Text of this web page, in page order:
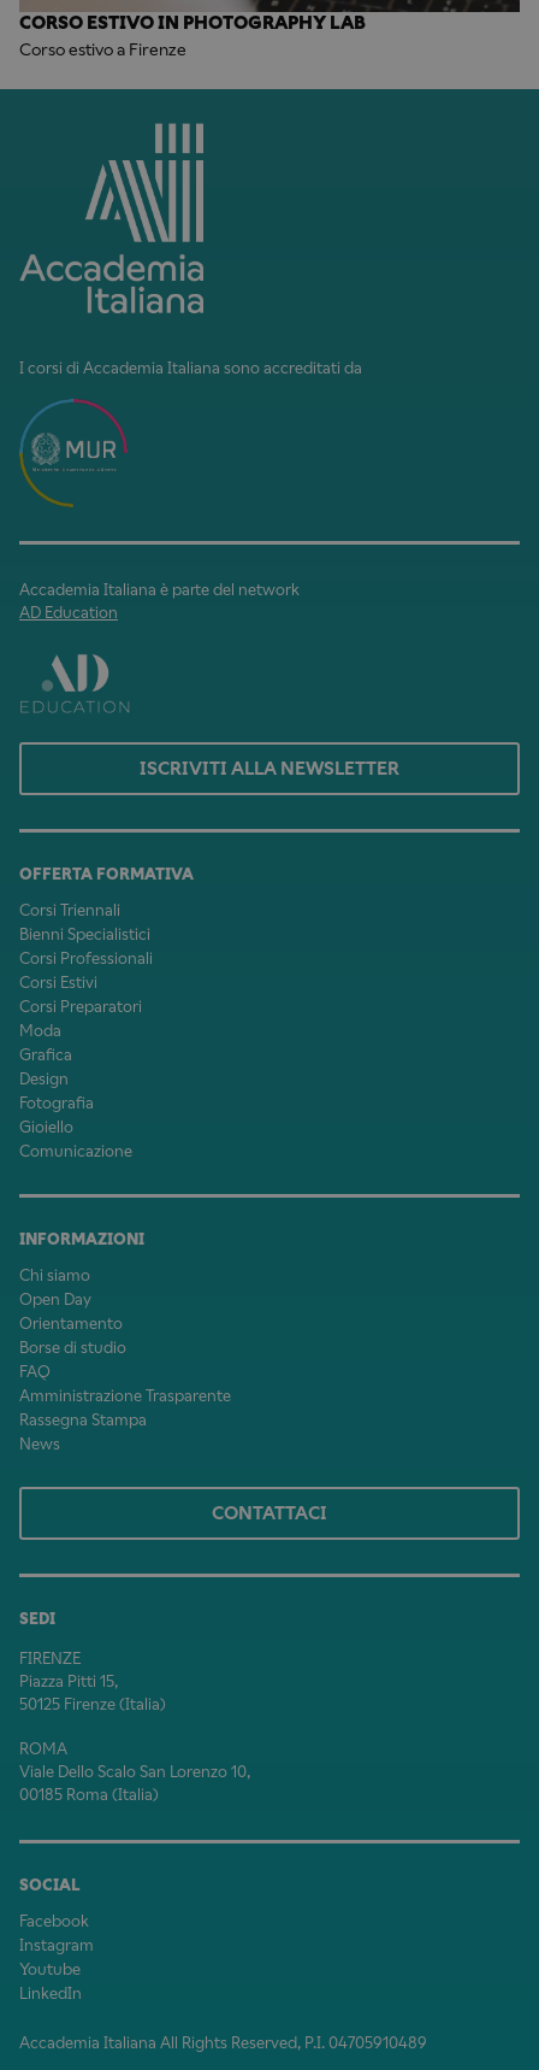
CORSO ESTIVO IN PHOTOGRAPHY LAB
Corso estivo a Firenze
I corsi di Accademia Italiana sono accreditati da
Accademia Italiana è parte del network
AD Education
ISCRIVITI ALLA NEWSLETTER
OFFERTA FORMATIVA
Corsi Triennali
Bienni Specialistici
Corsi Professionali
Corsi Estivi
Corsi Preparatori
Moda
Grafica
Design
Fotografia
Gioiello
Comunicazione
INFORMAZIONI
Chi siamo
Open Day
Orientamento
Borse di studio
FAQ
Amministrazione Trasparente
Rassegna Stampa
News
SEDI
FIRENZE
Piazza Pitti 15,
50125 Firenze (Italia)
ROMA
Viale Dello Scalo San Lorenzo 10,
00185 Roma (Italia)
SOCIAL
Facebook
Instagram
Youtube
LinkedIn
Accademia Italiana All Rights Reserved, P.I. 04705910489
CONTATTACI